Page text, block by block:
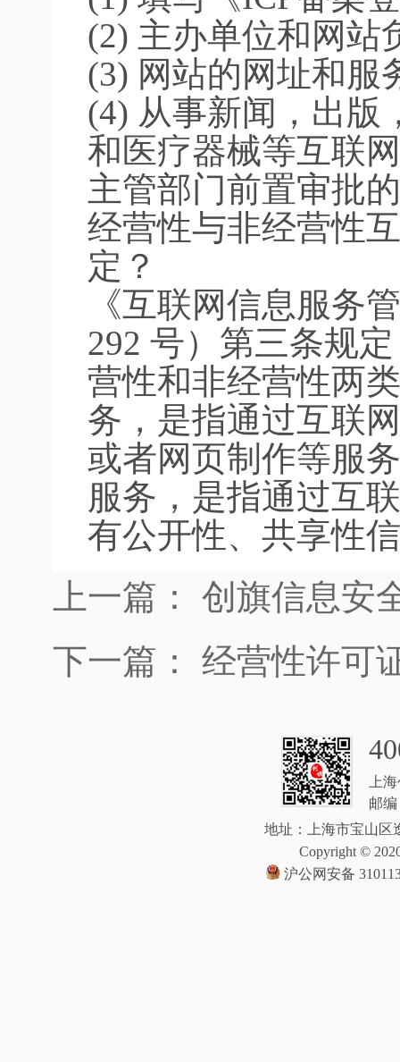
(2) 主办单位和网站
(3) 网站的网址和服
(4) 从事新闻，出版
和医疗器械等互联
主管部门前置审批
经营性与非经营性
定？
《互联网信息服务
292 号）第三条规
营性和非经营性两
务，是指通过互联
或者网页制作等服
服务，是指通过互
有公开性、共享性
上一篇：
创旗信息安
下一篇：
经营性许可
上
邮编
地址：上海市宝山区
Copyright ©
沪公网安备